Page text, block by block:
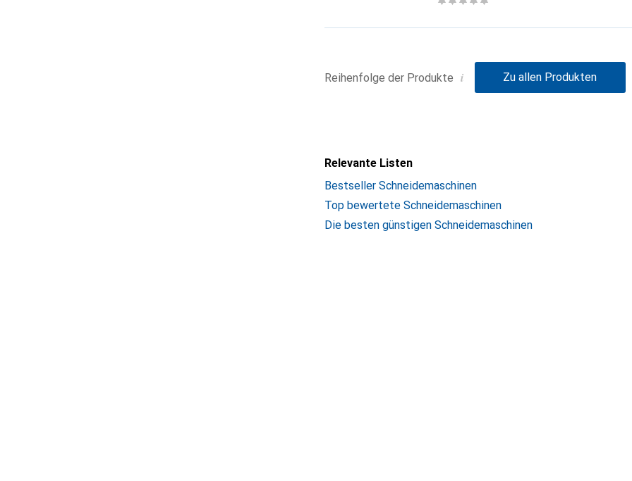
Reihenfolge der Produkte i Zu allen Produkten
Relevante Listen
Bestseller Schneidemaschinen
Top bewertete Schneidemaschinen
Die besten günstigen Schneidemaschinen